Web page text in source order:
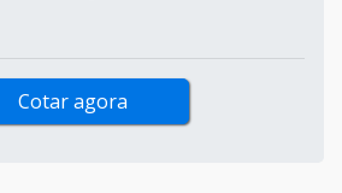
Cotar agora